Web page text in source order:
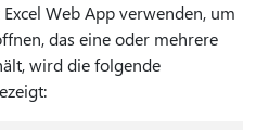
Web App verwenden, um
das eine oder mehrere
wird die folgende